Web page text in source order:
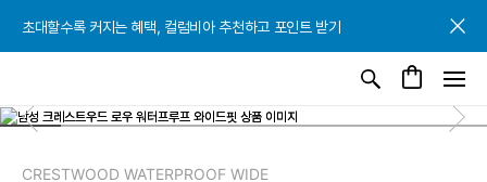
초대할수록 커지는 혜택, 컬럼비아 추천하고 포인트 받기
초대할수록 커지는 혜택, 컬럼비아 추천하고 포인트 받기
초대할수록 커지는 혜택, 컬럼비아 추천하고 포인트 받기
CRESTWOOD WATERPROOF WIDE